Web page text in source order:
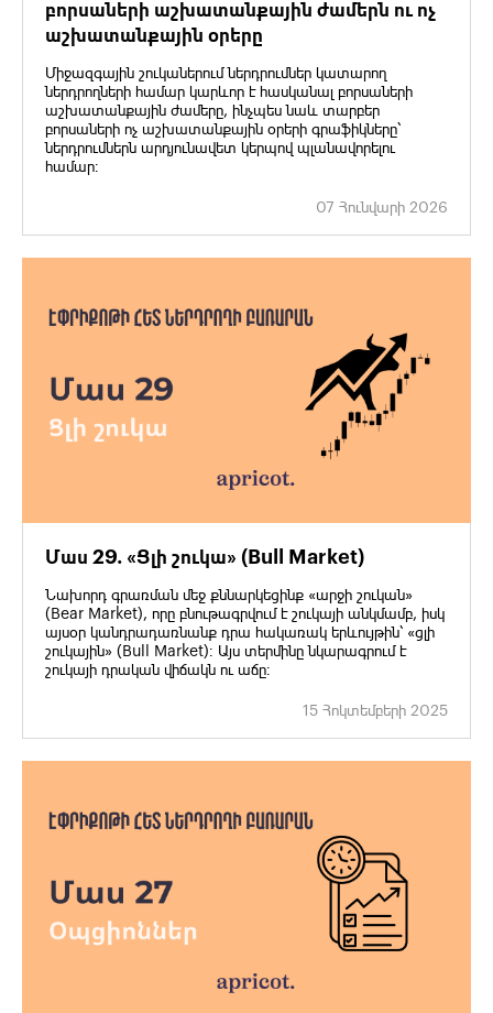
բորսաների աշխատանքային ժամերն ու ոչ
աշխատանքային օրերը
Միջազգային շուկաներում ներդրումներ կատարող
ներդրողների համար կարևոր է հասկանալ բորսաների
աշխատանքային ժամերը, ինչպես նաև տարբեր
բորսաների ոչ աշխատանքային օրերի գրաֆիկները՝
ներդրումներն արդյունավետ կերպով պլանավորելու
համար։
07 Հունվարի 2026
Մաս 29. «Ցլի շուկա» (Bull Market)
Նախորդ գրառման մեջ քննարկեցինք «արջի շուկան»
(Bear Market), որը բնութագրվում է շուկայի անկմամբ, իսկ
այսօր կանդրադառնանք դրա հակառակ երևույթին՝ «ցլի
շուկային» (Bull Market)։ Այս տերմինը նկարագրում է
շուկայի դրական վիճակն ու աճը։
15 Հոկտեմբերի 2025